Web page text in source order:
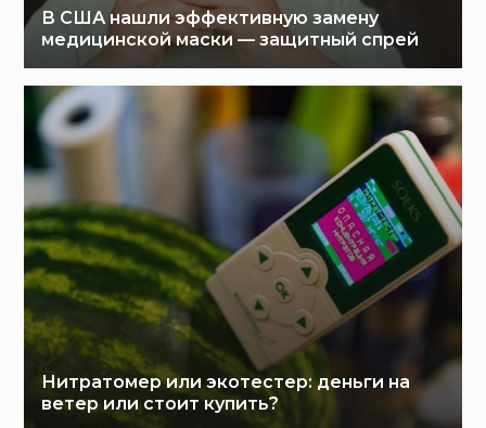
В США нашли эффективную замену
медицинской маски — защитный спрей
Нитратомер или экотестер: деньги на
ветер или стоит купить?